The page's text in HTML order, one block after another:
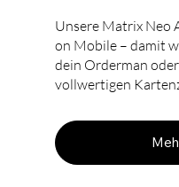
Unsere Matrix Neo
on Mobile – damit
dein Orderman
vollwertigen